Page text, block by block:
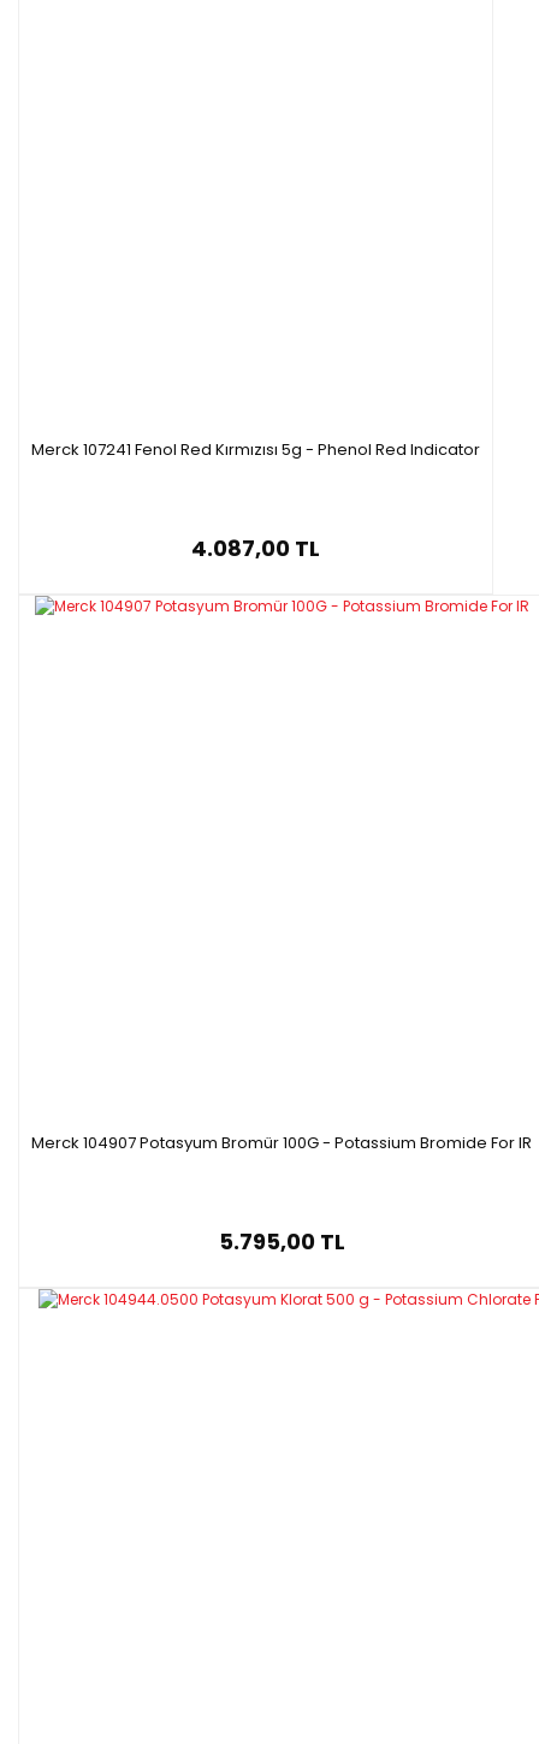
Merck 107241 Fenol Red Kırmızısı 5g - Phenol Red Indicator
4.087,00 TL
Merck 104907 Potasyum Bromür 100G - Potassium Bromide For IR
5.795,00 TL